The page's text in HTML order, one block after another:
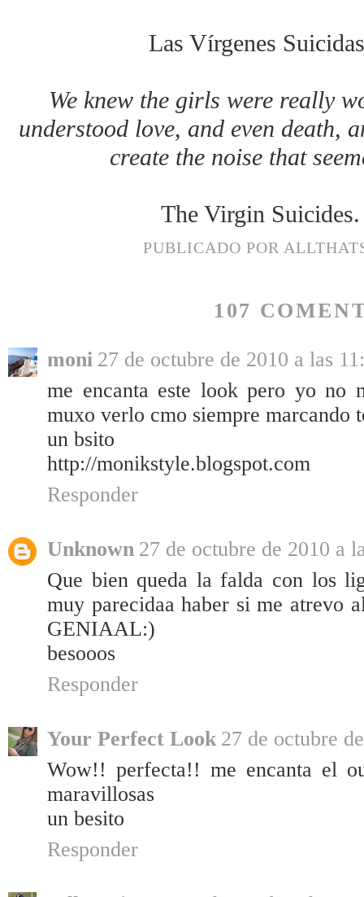
Las Vírgenes
We knew the girls were really
understood love, and even death,
create the noise that
The Virgin
PUBLICADO POR
107
moni 27 de octubre de 2010 a las
me encanta este look pero yo no
muxo verlo cmo siempre marcando
un bsito
http://monikstyle.blogspot.com
Responder
Unknown 27 de octubre de 2010 a
Que bien queda la falda con los
muy parecidaa haber si me atrevo
GENIAAL:)
besooos
Responder
Your Perfect Look 27 de octubre
Wow!! perfecta!! me encanta el
maravillosas
un besito
Responder